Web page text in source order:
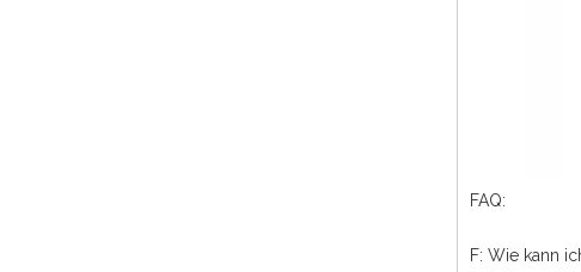
FAQ:
F: Wie kann